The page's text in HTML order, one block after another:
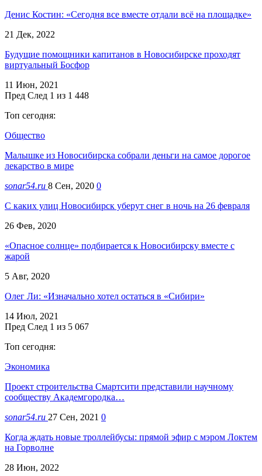
Денис Костин: «Сегодня все вместе отдали всё на площадке»
21 Дек, 2022
Будущие помощники капитанов в Новосибирске проходят
виртуальный Босфор
11 Июн, 2021
Пред След 1 из 1 448
Топ сегодня:
Общество
Малышке из Новосибирска собрали деньги на самое дорогое
лекарство в мире
sonar54.ru 8 Сен, 2020 0
С каких улиц Новосибирск уберут снег в ночь на 26 февраля
26 Фев, 2020
«Опасное солнце» подбирается к Новосибирску вместе с
жарой
5 Авг, 2020
Олег Ли: «Изначально хотел остаться в «Сибири»
14 Июл, 2021
Пред След 1 из 5 067
Топ сегодня:
Экономика
Проект строительства Смартсити представили научному
сообществу Академгородка…
sonar54.ru 27 Сен, 2021 0
Когда ждать новые троллейбусы: прямой эфир с мэром Локтем
на Горволне
28 Июн, 2022